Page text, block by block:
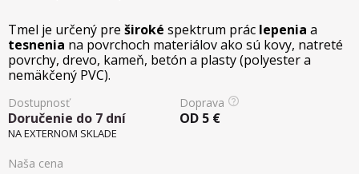
Tmel je určený pre široké spektrum prác lepenia a
tesnenia na povrchoch materiálov ako sú kovy, natreté
povrchy, drevo, kameň, betón a plasty (polyester a
nemäkčený PVC).
Dostupnosť Doprava
Doručenie do 7 dní
NA EXTERNOM SKLADE
OD 5 €
Naša cena